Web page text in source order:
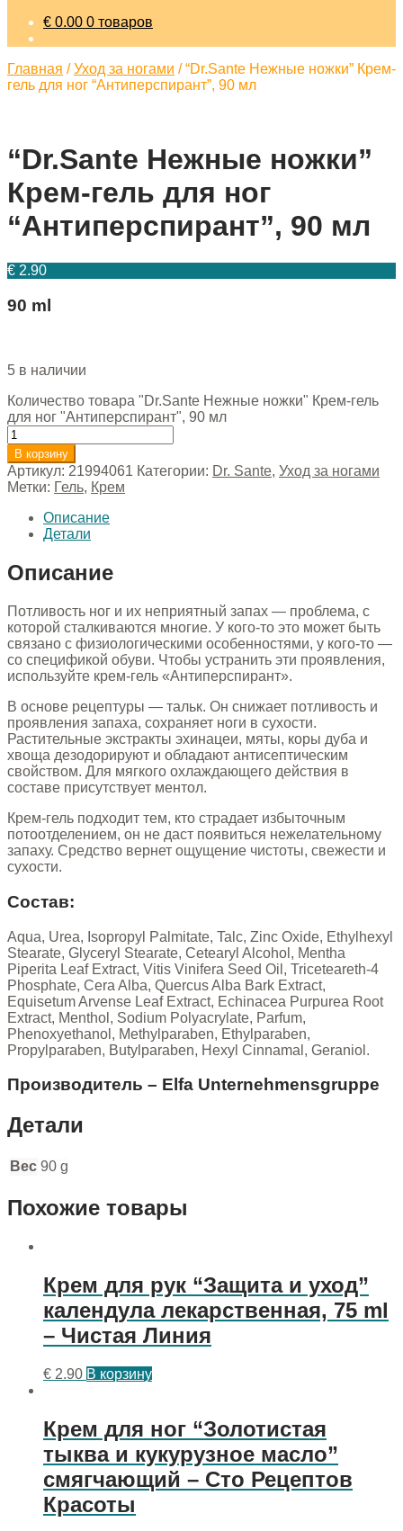
€ 0.00 0 товаров
Главная /Уход за ногами /“Dr.Sante Нежные ножки” Крем-
гель для ног “Антиперспирант”, 90 мл
“Dr.Sante Нежные ножки”
Крем-гель для ног
“Антиперспирант”, 90 мл
€ 2.90
90 ml
5 в наличии
Количество товара "Dr.Sante Нежные ножки" Крем-гель
для ног "Антиперспирант", 90 мл
В корзину
Артикул: 21994061 Категории: Dr. Sante, Уход за ногами
Метки: Гель, Крем
Описание
Детали
Описание
Потливость ног и их неприятный запах — проблема, с
которой сталкиваются многие. У кого-то это может быть
связано с физиологическими особенностями, у кого-то —
со спецификой обуви. Чтобы устранить эти проявления,
используйте крем-гель «Антиперспирант».
В основе рецептуры — тальк. Он снижает потливость и
проявления запаха, сохраняет ноги в сухости.
Растительные экстракты эхинацеи, мяты, коры дуба и
хвоща дезодорируют и обладают антисептическим
свойством. Для мягкого охлаждающего действия в
составе присутствует ментол.
Крем-гель подходит тем, кто страдает избыточным
потоотделением, он не даст появиться нежелательному
запаху. Средство вернет ощущение чистоты, свежести и
сухости.
Состав:
Aqua, Urea, Isopropyl Palmitate, Talc, Zinc Oxide, Ethylhexyl
Stearate, Glyceryl Stearate, Cetearyl Alcohol, Mentha
Piperita Leaf Extract, Vitis Vinifera Seed Oil, Triceteareth-4
Phosphate, Cera Alba, Quercus Alba Bark Extract,
Equisetum Arvense Leaf Extract, Echinacea Purpurea Root
Extract, Menthol, Sodium Polyacrylate, Parfum,
Phenoxyethanol, Methylparaben, Ethylparaben,
Propylparaben, Butylparaben, Hexyl Cinnamal, Geraniol.
Производитель – Elfa Unternehmensgruppe
Детали
Вес 90 g
Похожие товары
Крем для рук “Защита и уход”
календула лекарственная, 75 ml
– Чистая Линия
€ 2.90 В корзину
Крем для ног “Золотистая
тыква и кукурузное масло”
смягчающий – Сто Рецептов
Красоты